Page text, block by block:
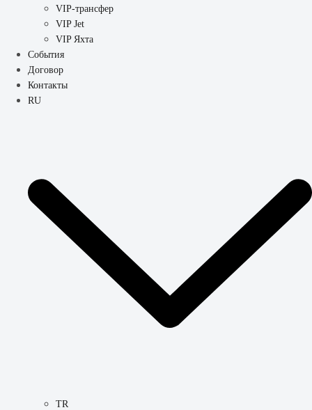
VIP-трансфер
VIP Jet
VIP Яхта
События
Договор
Контакты
RU
TR